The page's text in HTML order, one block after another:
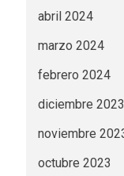
abril 2024
marzo 2024
febrero 2024
diciembre 2023
noviembre
octubre 2023